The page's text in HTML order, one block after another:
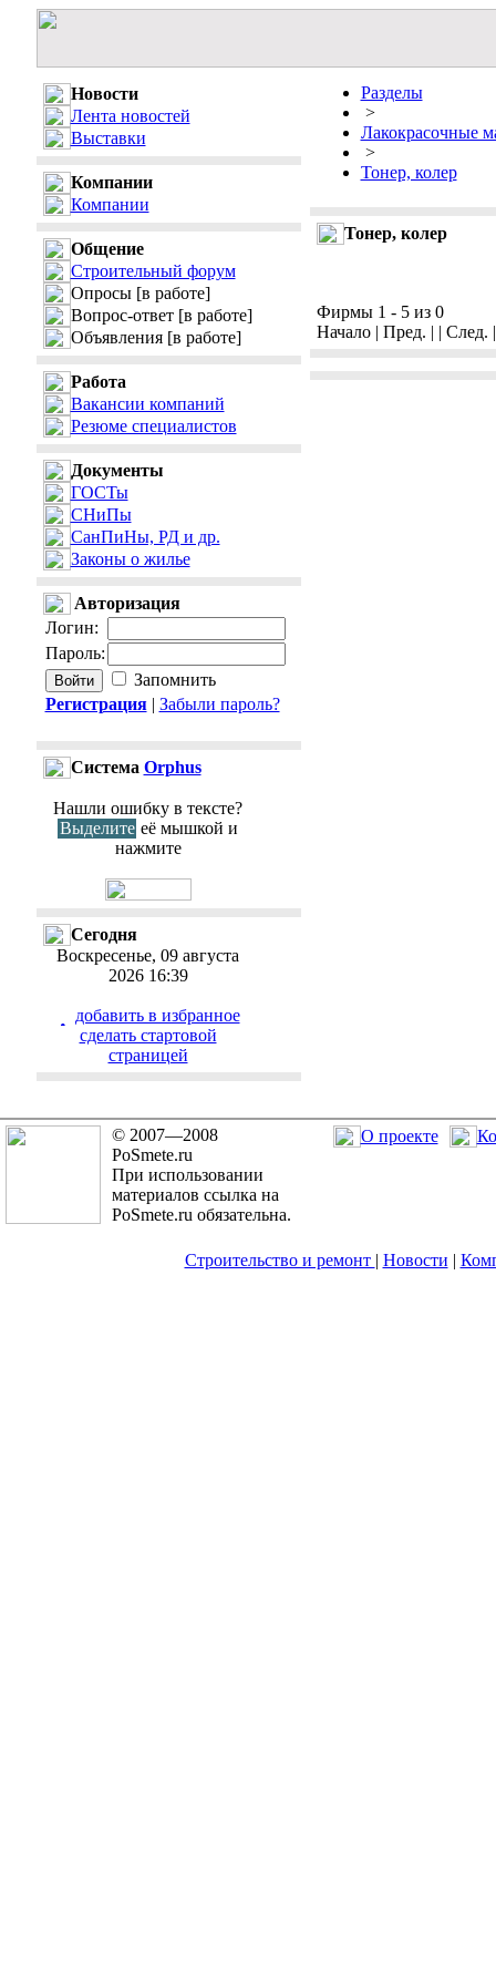
Новости
Лента новостей
Выставки
Компании
Компании
Общение
Строительный форум
Опросы [в работе]
Вопрос-ответ [в работе]
Объявления [в работе]
Работа
Вакансии компаний
Резюме специалистов
Документы
ГОСТы
СНиПы
СанПиНы, РД и др.
Законы о жилье
Авторизация
Логин:
Пароль:
Запомнить
Регистрация| Забыли пароль?
Cистема Orphus
Нашли ошибку в тексте?
Выделите её мышкой и
нажмите
Сегодня
Воскресенье, 09 августа
2026 16:39
добавить в избранное
cделать стартовой
страницей
Разделы
>
Лакокрасочные
>
Тонер, колер
Тонер, колер
Фирмы 1 - 5 из 0
Начало | Пред. | | След.
© 2007—2008
PoSmete.ru
При использовании
материалов ссылка на
PoSmete.ru обязательна.
О проекте
Строительство и ремонт | Новости |